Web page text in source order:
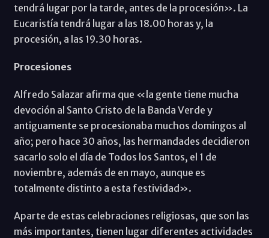
tendrá lugar por la tarde, antes de la procesión». La
Eucaristía tendrá lugar a las 18.00 horas y, la
procesión, a las 19.30 horas.
Procesiones
Alfredo Salazar afirma que «la gente tiene mucha
devoción al Santo Cristo de la Banda Verde y
antiguamente se procesionaba muchos domingos al
año; pero hace 30 años, las hermandades decidieron
sacarlo solo el día de Todos los Santos, el 1 de
noviembre, además de en mayo, aunque es
totalmente distinto a esta festividad».
Aparte de estas celebraciones religiosas, que son las
más importantes, tienen lugar diferentes actividades